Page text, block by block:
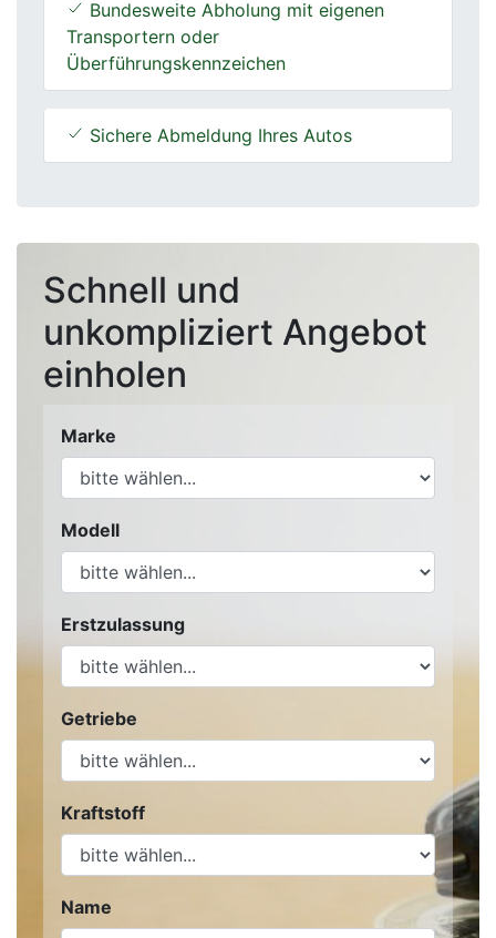
Bundesweite Abholung mit eigenen
Transportern oder
Überführungskennzeichen
Sichere Abmeldung Ihres Autos
Schnell und
unkompliziert Angebot
einholen
Marke
Modell
Erstzulassung
Getriebe
Kraftstoff
Name